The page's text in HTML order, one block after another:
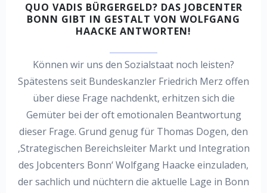
QUO VADIS BÜRGERGELD? DAS JOBCENTER
BONN GIBT IN GESTALT VON WOLFGANG
HAACKE ANTWORTEN!
Können wir uns den Sozialstaat noch leisten?
Spätestens seit Bundeskanzler Friedrich Merz offen
über diese Frage nachdenkt, erhitzen sich die
Gemüter bei der oft emotionalen Beantwortung
dieser Frage. Grund genug für Thomas Dogen, den
‚Strategischen Bereichsleiter Markt und Integration
des Jobcenters Bonn‘ Wolfgang Haacke einzuladen,
der sachlich und nüchtern die aktuelle Lage in Bonn